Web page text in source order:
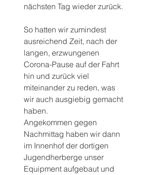
nächsten Tag wieder zurück.
So hatten wir zumindest
ausreichend Zeit, nach der
langen, erzwungenen
Corona-Pause auf der Fahrt
hin und zurück viel
miteinander zu reden, was
wir auch ausgiebig gemacht
haben.
Angekommen gegen
Nachmittag haben wir dann
im Innenhof der dortigen
Jugendherberge unser
Equipment aufgebaut und